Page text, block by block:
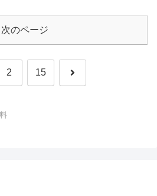
次のページ
2 15 次